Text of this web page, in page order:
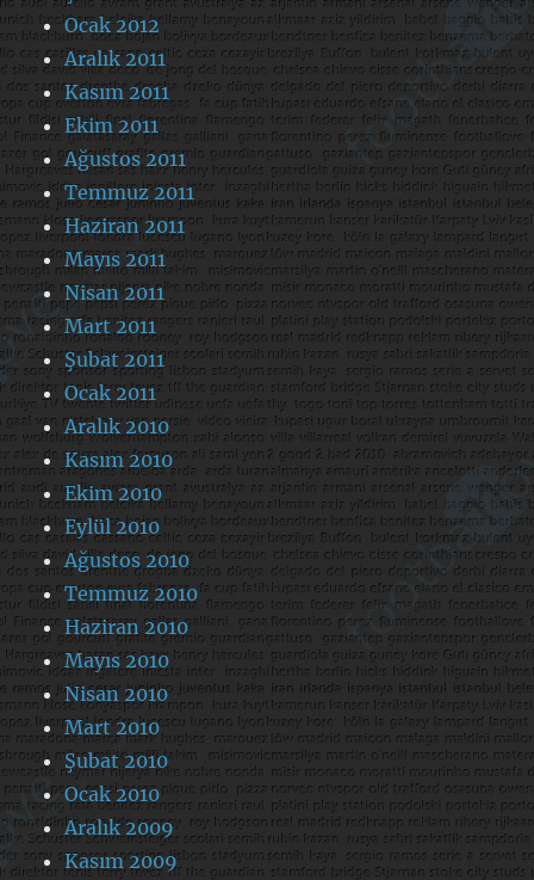
Ocak 2012
Aralık 2011
Kasım 2011
Ekim 2011
Ağustos 2011
Temmuz 2011
Haziran 2011
Mayıs 2011
Nisan 2011
Mart 2011
Şubat 2011
Ocak 2011
Aralık 2010
Kasım 2010
Ekim 2010
Eylül 2010
Ağustos 2010
Temmuz 2010
Haziran 2010
Mayıs 2010
Nisan 2010
Mart 2010
Şubat 2010
Ocak 2010
Aralık 2009
Kasım 2009